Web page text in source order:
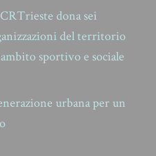
dona sei
del territorio
sportivo e sociale
urbana per un